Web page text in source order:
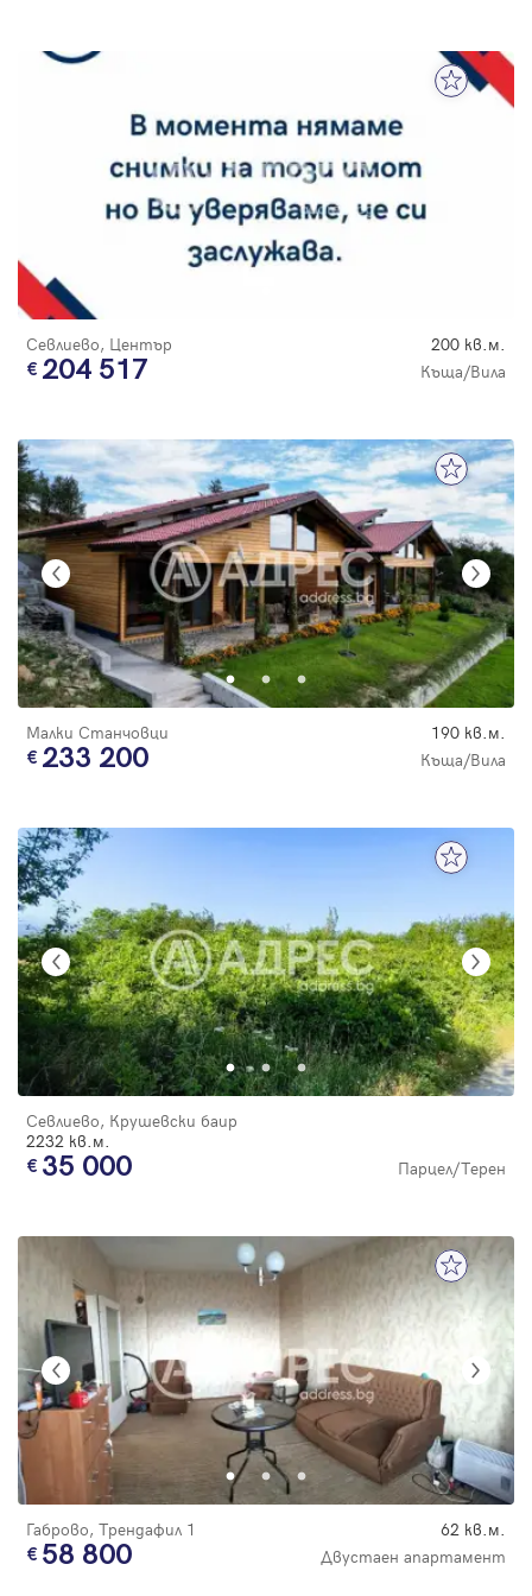
Севлиево, Център 200 кв.м.
204 517 Къща/Вила
Малки Станчовци 190 кв.м.
233 200 Къща/Вила
Севлиево, Крушевски баир
2232 кв.м.
35 000 Парцел/Терен
Габрово, Трендафил 1 62 кв.м.
58 800 Двустаен апартамент